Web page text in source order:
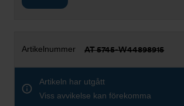
AT 5745-W44898915
Artikeln har utgått
Viss avvikelse kan förekomma